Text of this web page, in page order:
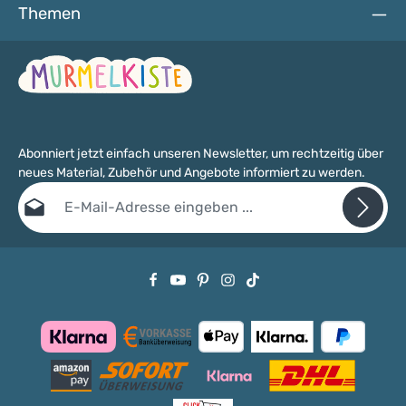
3 JAHREN GEEIGNET! Die Buchstaben sind bedingt
Themen
Abonniert jetzt einfach unseren Newsletter, um rechtzeitig über
neues Material, Zubehör und Angebote informiert zu werden.
E-Mail-Adresse*
Datenschutzbestimmungenzur Kenntnis genommen